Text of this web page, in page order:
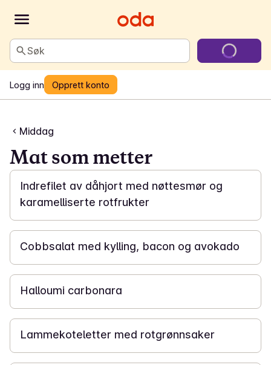
Søk
Logg inn Opprett konto
Middag
Mat som metter
1 t
Indrefilet av dåhjort med nøttesmør og
karamelliserte rotfrukter
30 min
Cobbsalat med kylling, bacon og avokado
15 min
Halloumi carbonara
45 min
Lammekoteletter med rotgrønnsaker
3 t